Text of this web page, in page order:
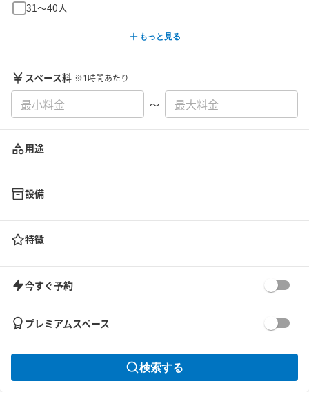
31〜40人
もっと見る
スペース料 ※1時間あたり
〜
用途
設備
特徴
今すぐ予約
プレミアムスペース
検索する